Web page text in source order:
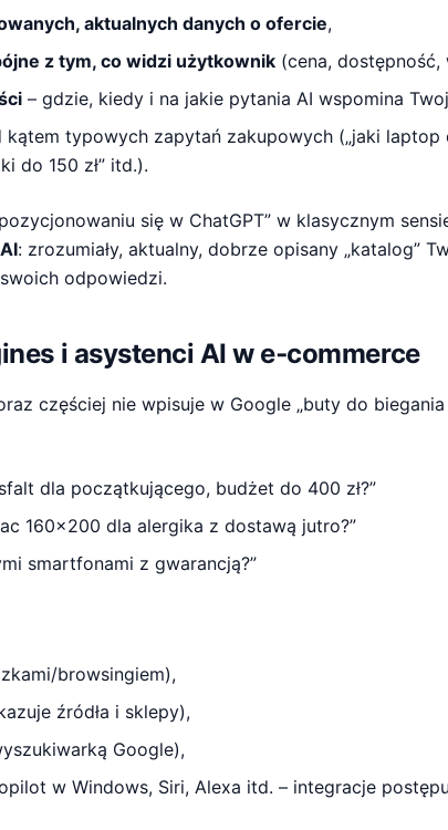
aktualnych danych o ofercie,
z tym, co widzi użytkownik (cena, dostępność,
– gdzie, kiedy i na jakie pytania AI wspomina
typowych zapytań zakupowych („jaki laptop
do 150 zł” itd.).
się w ChatGPT” w klasycznym
: zrozumiały, aktualny, dobrze opisany „katalog”
odpowiedzi.
i asystenci AI w e‑commerce
częściej nie wpisuje w Google „buty do biegania
dla początkującego, budżet do 400 zł?”
160x200 dla alergika z dostawą jutro?”
smartfonami z gwarancją?”
browsingiem),
źródła i sklepy),
Google),
w Windows, Siri, Alexa itd. – integracje